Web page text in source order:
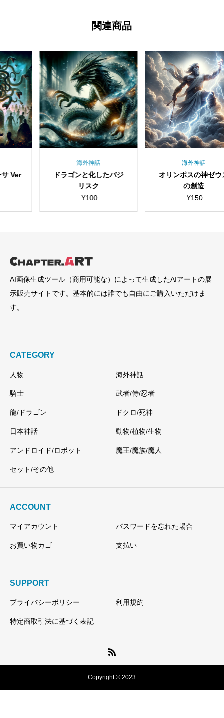
関連商品
ンと化したバジ
オリンポスの神ゼウス
海の怪
（巨大
AI画像生成ツール（商用可能な）によって生成したAIアートの展
示販売サイトです。基本的には誰でも自由にご購入いただけま
す。
CATEGORY
人物 海外神話
騎士 武者/侍/忍者
龍/ドラゴン ドクロ/死神
日本神話 動物/植物/生物
アンドロイド/ロボット 魔王/魔族/魔人
セット/その他
ACCOUNT
マイアカウント パスワードを忘れた場合
お買い物カゴ 支払い
SUPPORT
プライバシーポリシー 利用規約
特定商取引法に基づく表記
Copyright © 2023